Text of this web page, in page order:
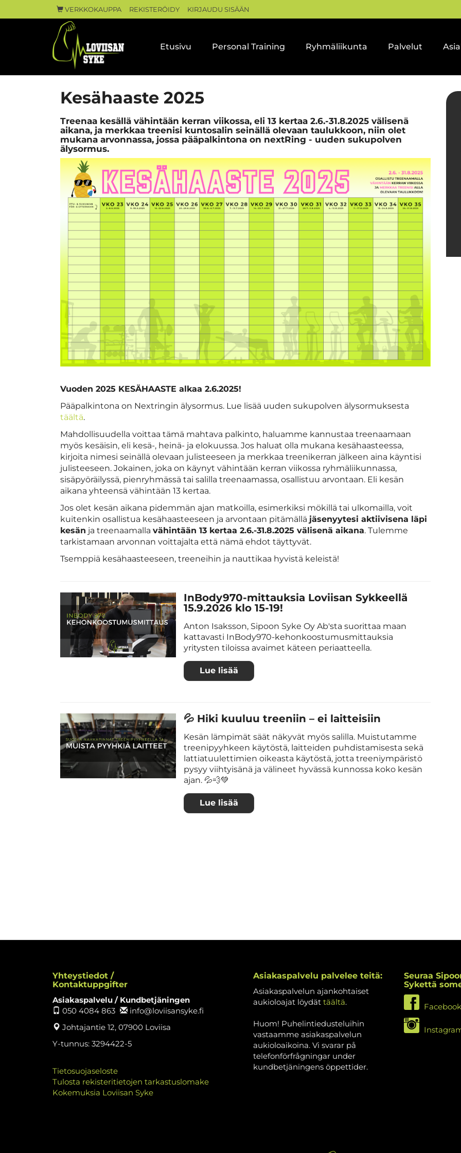
VERKKOKAUPPA REKISTERÖIDY KIRJAUDU SISÄÄN
Etusivu Personal Training Ryhmäliikunta Palvelut
Kesähaaste 2025
Treenaa kesällä vähintään kerran viikossa, eli 13 kertaa 2.6.-31.8.2025 välisenä
aikana, ja merkkaa treenisi kuntosalin seinällä olevaan taulukkoon, niin olet
mukana arvonnassa, jossa pääpalkintona on nextRing - uuden sukupolven
älysormus.
Vuoden 2025 KESÄHAASTE alkaa 2.6.2025!
Pääpalkintona on Nextringin älysormus. Lue lisää uuden sukupolven älysormuksesta
täältä.
Mahdollisuudella voittaa tämä mahtava palkinto, haluamme kannustaa treenaamaan
myös kesäisin, eli kesä-, heinä- ja elokuussa. Jos haluat olla mukana kesähaasteessa,
kirjoita nimesi seinällä olevaan julisteeseen ja merkkaa treenikerran jälkeen aina käyntisi
julisteeseen. Jokainen, joka on käynyt vähintään kerran viikossa ryhmäliikunnassa,
sisäpyöräilyssä, pienryhmässä tai salilla treenaamassa, osallistuu arvontaan. Eli kesän
aikana yhteensä vähintään 13 kertaa.
Jos olet kesän aikana pidemmän ajan matkoilla, esimerkiksi mökillä tai ulkomailla, voit
kuitenkin osallistua kesähaasteeseen ja arvontaan pitämällä jäsenyytesi aktiivisena läpi
kesän ja treenaamalla vähintään 13 kertaa 2.6.-31.8.2025 välisenä aikana. Tulemme
tarkistamaan arvonnan voittajalta että nämä ehdot täyttyvät.
Tsemppiä kesähaasteeseen, treeneihin ja nauttikaa hyvistä keleistä!
InBody970-mittauksia Loviisan Sykkeellä
15.9.2026 klo 15-19!
Anton Isaksson, Sipoon Syke Oy Ab'sta suorittaa maan
kattavasti InBody970-kehonkoostumusmittauksia
yritysten tiloissa avaimet käteen periaatteella.
Lue lisää
💦 Hiki kuuluu treeniin – ei laitteisiin
Kesän lämpimät säät näkyvät myös salilla. Muistutamme
treenipyyhkeen käytöstä, laitteiden puhdistamisesta sekä
lattiatuulettimien oikeasta käytöstä, jotta treeniympäristö
pysyy viihtyisänä ja välineet hyvässä kunnossa koko kesän
ajan. 💦💨💚
Lue lisää
Yhteystiedot /
Kontaktuppgifter
Asiakaspalvelu / Kundbetjäningen
050 4084 863
info@loviisansyke.fi
Johtajantie 12, 07900 Loviisa
Y-tunnus: 3294422-5
Tietosuojaseloste
Tulosta rekisteritietojen tarkastuslomake
Kokemuksia Loviisan Syke
Asiakaspalvelu palvelee teitä:
Asiakaspalvelun ajankohtaiset
aukioloajat löydät täältä.
Huom! Puhelintiedusteluihin
vastaamme asiakaspalvelun
aukioloaikoina. Vi svarar på
telefonförfrågningar under
kundbetjäningens öppettider.
Seuraa
Sykettä
Facebook